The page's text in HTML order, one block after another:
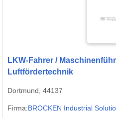
LKW-Fahrer /
Luftfördertechnik
Dortmund, 44137
Firma:BROCKEN Industrial